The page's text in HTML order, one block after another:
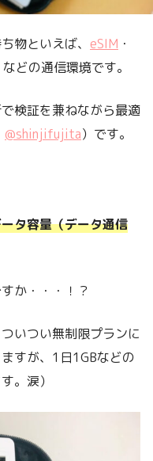
物といえば、 eSIM ・
どの通信環境です。
検証を兼ねながら最適
@shinjifujita）です。
タ容量（データ通信
か・・・！？
いつい無制限プランに
すが、1日1GBなどの
。涙）